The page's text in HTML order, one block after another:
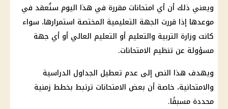
ويعني ذلك أن أي امتحانات مقررة في هذا اليوم ستُعقد في
موعدها إذا قررت الجهة التعليمية المختصة استمرارها، سواء
كانت وزارة التربية والتعليم أو التعليم العالي أو أي جهة
مسؤولة عن تنظيم الامتحانات.
ويهدف هذا النص إلى عدم تعطيل الجداول الدراسية
والامتحانية، خاصة أن بعض الامتحانات ترتبط بخطط زمنية
محددة مسبقًا.